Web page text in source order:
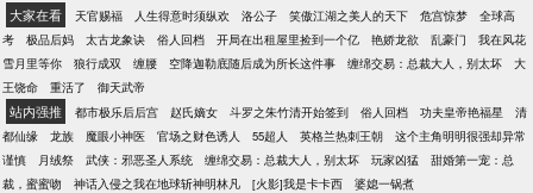
大家在看 天官赐福 人生得意时须纵欢 洛公子 笑傲江湖之美人的天下 危宫惊梦
全球高
考
极品后妈 太古龙象诀 俗人回档 开局在出租屋里捡到一个亿 艳娇龙欲 乱豪门
我在风花
雪月里等你
狼行成双 缠腰 空降迦勒底随后成为所长这件事 缠绵交易：总裁大人，别太坏
大
王饶命
重活了 御天武帝
站内强推 都市极乐后后宫 赵氏嫡女 斗罗之朱竹清开始签到 俗人回档 功夫皇帝艳福星
清
都仙缘
龙族 魔眼小神医 官场之财色诱人 55超人 英格兰热刺王朝
这个主角明明很强却异常
谨慎
月绒祭 武侠：邪恶圣人系统 缠绵交易：总裁大人，别太坏 玩家凶猛
甜婚第一宠：总
裁，蜜蜜吻
神话入侵之我在地球斩神明林凡 [火影]我是卡卡西 婆媳一锅煮